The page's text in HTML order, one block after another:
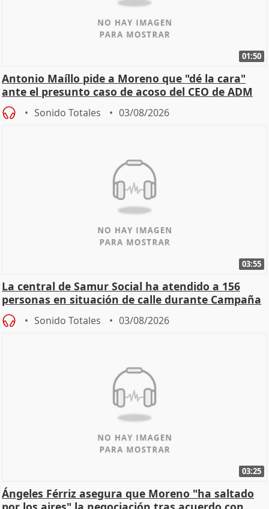
01:50
Antonio Maíllo pide a Moreno que "dé la cara"
ante el presunto caso de acoso del CEO de ADM
Sonido Totales 03/08/2026
03:55
La central de Samur Social ha atendido a 156
personas en situación de calle durante Campaña
de Calor
Sonido Totales 03/08/2026
03:25
Ángeles Férriz asegura que Moreno "ha saltado